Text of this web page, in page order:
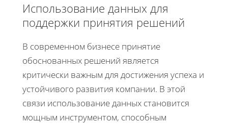
Использование данных для
поддержки принятия решений
В современном бизнесе принятие
обоснованных решений является
критически важным для достижения успеха и
устойчивого развития компании. В этой
связи использование данных становится
мощным инструментом, способным